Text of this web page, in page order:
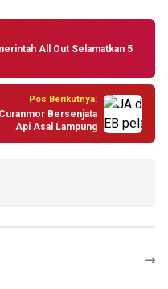
All Out Selamatkan 5
Pos Berikutnya:
Bersenjata
Api Asal Lampung